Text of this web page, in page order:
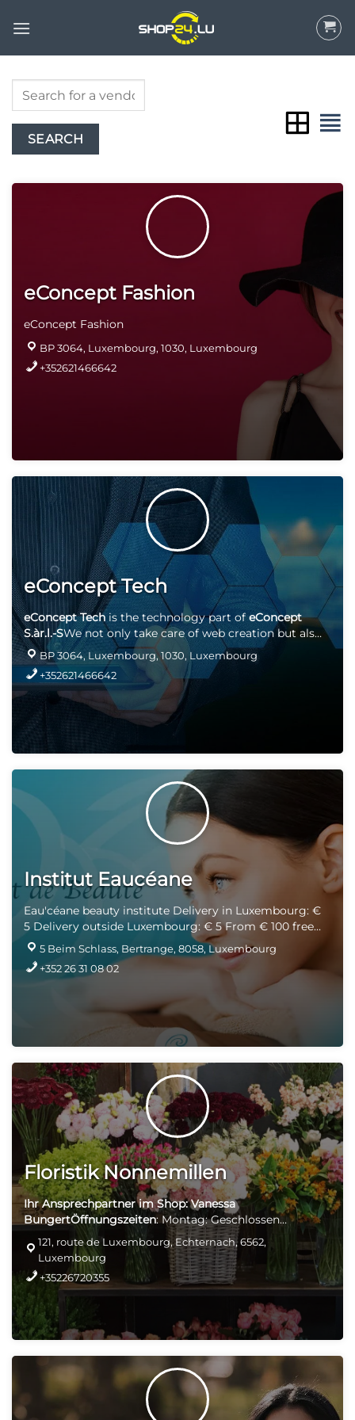
eConcept Fashion
eConcept Fashion
BP 3064, Luxembourg, 1030, Luxembourg
+352621466642
eConcept Tech
eConcept Tech is the technology part ofeConcept
S.àr.l.-SWe not only take care of web creation but also
have the appropriate computer equipment. We are
official partner of "
Wortman. IT. Made in Germany
and thus distributor of the products
(computers, laptops, tablets, screen etc.) and partner
(Storage provider: NAS servers, storage,
surveillance etc.). Here is a small selection from the
Wortmann/Terra range. If you would like another Terra
The new promotional brochure Terra "
Special
" is now available and online products:-
Download the Special Christmas 2023 brochure
BP 3064, Luxembourg, 1030, Luxembourg
+352621466642
Institut Eaucéane
Eau'céane beauty institute Delivery in Luxembourg: €
5 Delivery outside Luxembourg: € 5 From € 100 free
delivery
5 Beim Schlass, Bertrange, 8058, Luxembourg
+352 26 31 08 02
Floristik Nonnemillen
Ihr Ansprechpartner im Shop: Vanessa
BungertÖffnungszeiten: Montag: Geschlossen
Dienstag-Freitag: 09: 00-18: 00 Samstag: 09: 00-16: 00
Keine Lieferung Abholung & Bezahlung vor Ort
121, route de Luxembourg, Echternach, 6562,
Luxembourg
+35226720355